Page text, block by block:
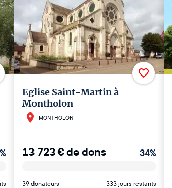
%
Eglise Saint-Martin à
Montholon
MONTHOLON
13 723€de dons 34%
39 donateurs 333 jours restants